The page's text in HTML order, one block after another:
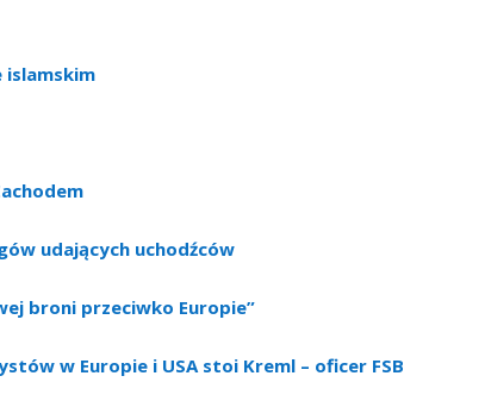
islamskim
udających uchodźców
broni przeciwko Europie”
w Europie i USA stoi Kreml – oficer FSB